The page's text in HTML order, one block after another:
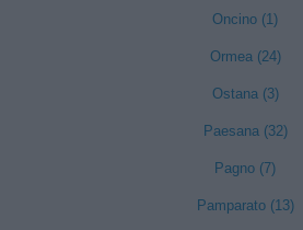
Oncino (1)
Ormea (24)
Ostana (3)
Paesana (32)
Pagno (7)
Pamparato (13)